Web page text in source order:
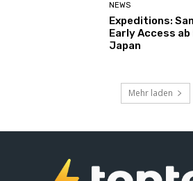
NEWS
Expeditions:
Early Access
Japan
Mehr laden